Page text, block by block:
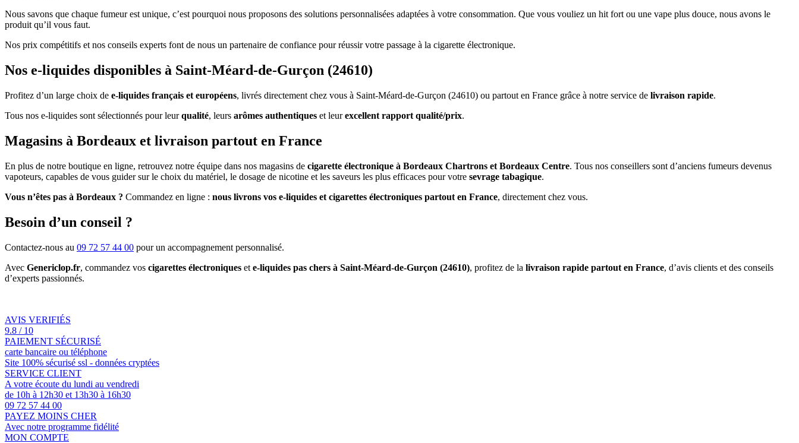
Nous savons que chaque fumeur est unique, c’est pourquoi nous proposons des solutions personnalisées adaptées à votre consommation. Que vous vouliez un hit fort ou une vape plus douce, nous avons le
produit qu’il vous faut.
Nos prix compétitifs et nos conseils experts font de nous un partenaire de confiance pour réussir votre passage à la cigarette électronique.
Nos e-liquides disponibles à Saint-Méard-de-Gurçon (24610)
Profitez d’un large choix de e-liquides français et européens, livrés directement chez vous à Saint-Méard-de-Gurçon (24610) ou partout en France grâce à notre service de livraison rapide.
Tous nos e-liquides sont sélectionnés pour leurqualité, leurs arômes authentiques et leurexcellent rapport qualité/prix.
Magasins à Bordeaux et livraison partout en France
En plus de notre boutique en ligne, retrouvez notre équipe dans nos magasins de cigarette électronique à Bordeaux Chartrons et Bordeaux Centre. Tous nos conseillers sont d’anciens fumeurs devenus
vapoteurs, capables de vous guider sur le choix du matériel, le dosage de nicotine et les saveurs les plus efficaces pour votre sevrage tabagique.
Vous n’êtes pas à Bordeaux ? Commandez en ligne : nous livrons vos e-liquides et cigarettes électroniques partout en France, directement chez vous.
Besoin d’un conseil ?
Contactez-nous au 09 72 57 44 00 pour un accompagnement personnalisé.
Avec Genericlop.fr, commandez vos cigarettes électroniques et e-liquides pas chers à Saint-Méard-de-Gurçon (24610), profitez de la livraison rapide partout en France, d’avis clients et des conseils
d’experts passionnés.
AVIS VERIFIÉS
9.8 / 10
PAIEMENT SÉCURISÉ
carte bancaire ou téléphone
Site 100% sécurisé ssl - données cryptées
SERVICE CLIENT
A votre écoute du lundi au vendredi
de 10h à 12h30 et 13h30 à 16h30
09 72 57 44 00
PAYEZ MOINS CHER
Avec notre programme fidélité
MON COMPTE